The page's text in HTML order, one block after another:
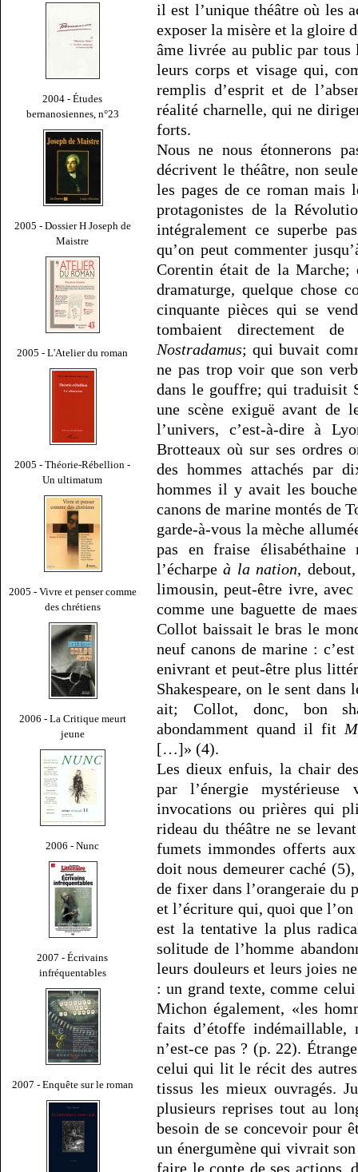
2004 - Études
bernanosiennes, n°23
2005 - Dossier H Joseph de
Maistre
2005 - L'Atelier du roman
2005 - Théorie-Rébellion -
Un ultimatum
2005 - Vivre et penser comme
des chrétiens
2006 - La Critique meurt
jeune
2006 - Nunc
2007 - Écrivains
infréquentables
2007 - Enquête sur le roman
il est l’unique théâtre où les
exposer la misère et la gloire
âme livrée au public par tous
leurs corps et visage qui,
remplis d’esprit et de
réalité charnelle, qui ne
forts.
Nous ne nous étonnerons
décrivent le théâtre, non
les pages de ce roman mais
protagonistes de la
intégralement ce superbe
qu’on peut commenter
Corentin était de la Marche;
dramaturge, quelque chose
cinquante pièces qui se
tombaient directement
Nostradamus; qui buvait
ne pas trop voir que son
dans le gouffre; qui traduisit
une scène exiguë avant de
l’univers, c’est-à-dire à
Brotteaux où sur ses ordres
des hommes attachés par
hommes il y avait les
canons de marine montés de
garde-à-vous la mèche
pas en fraise
l’écharpeà la nation,
limousin, peut-être ivre,
comme une baguette de
Collot baissait le bras le
neuf canons de marine :
enivrant et peut-être plus
Shakespeare, on le sent
ait; Collot, donc, bon
abondamment quand il fit
[…]» (4).
Les dieux enfuis, la chair
par l’énergie
invocations ou prières qui
rideau du théâtre ne se
fumets immondes offerts
doit nous demeurer caché
de fixer dans l’orangeraie du
et l’écriture qui, quoi que
est la tentative la plus
solitude de l’homme
leurs douleurs et leurs joies
: un grand texte, comme
Michon également, «les
faits d’étoffe indémaillable,
n’est-ce pas ? (p. 22).
celui qui lit le récit des
tissus les mieux ouvragés.
plusieurs reprises tout au
besoin de se concevoir pour
un énergumène qui vivrait
faire le conte de ses actions,